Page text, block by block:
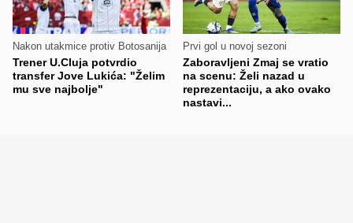
Nakon utakmice protiv Botosanija
Trener U.Cluja potvrdio
transfer Jove Lukića: "Želim
mu sve najbolje"
Prvi gol u novoj sezoni
Zaboravljeni Zmaj se vratio
na scenu: Želi nazad u
reprezentaciju, a ako ovako
nastavi...